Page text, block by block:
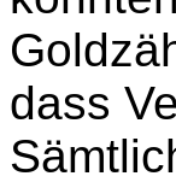
dass